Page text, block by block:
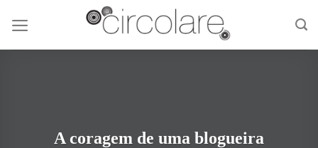
content
A coragem de uma blogueira